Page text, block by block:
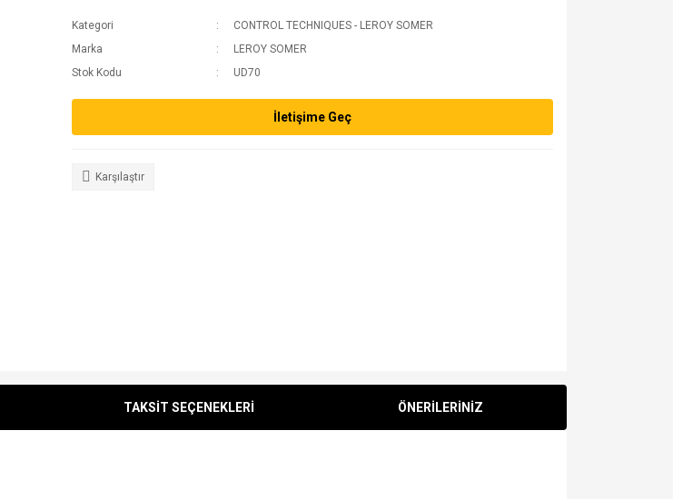
Kategori
CONTROL TECHNIQUES - LEROY SOMER
Marka
LEROY SOMER
Stok Kodu
UD70
İletişime Geç
Karşılaştır
TAKSİT SEÇENEKLERİ ÖNERİLERİNİZ